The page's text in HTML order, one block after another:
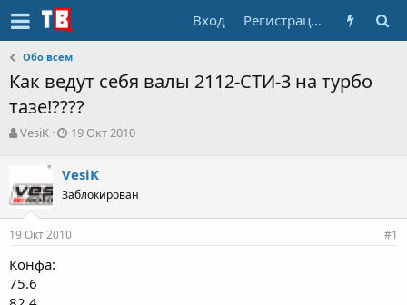
Вход Регистрация
Обо всем
Как ведут себя валы 2112-СТИ-3 на турбо
тазе!????
А
о
р
е
ы
VesiK
Д
а
н
ч
19 Окт 2010
VesiK
Заблокирован
19 Окт 2010 #1
Конфа:
75.6